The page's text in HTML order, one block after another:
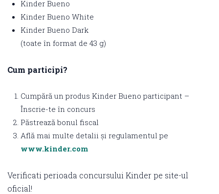
Kinder Bueno
Kinder Bueno White
Kinder Bueno Dark
(toate în format de 43 g)
Cum participi?
Cumpără un produs Kinder Bueno participant –
Înscrie-te în concurs
Păstrează bonul fiscal
Află mai multe detalii și regulamentul pe
www.kinder.com
Verificati perioada concursului Kinder pe site-ul
oficial!